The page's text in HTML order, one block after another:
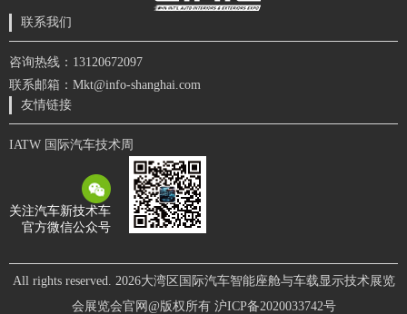
联系我们
咨询热线：13120672097
联系邮箱：Mkt@info-shanghai.com
友情链接
IATW 国际汽车技术周
关注汽车新技术车
官方微信公众号
All rights reserved. 2026大湾区国际汽车智能座舱与车载显示技术展览
会展览会官网@版权所有 沪ICP备2020033742号